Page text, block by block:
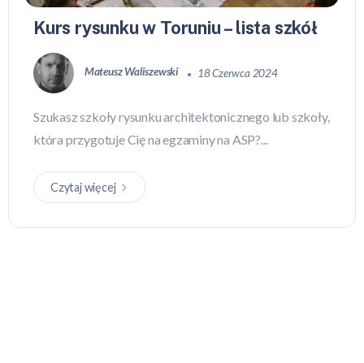
Kurs rysunku w Toruniu – lista szkół
Mateusz Waliszewski 18 Czerwca 2024
Szukasz szkoły rysunku architektonicznego lub szkoły,
która przygotuje Cię na egzaminy na ASP?...
Czytaj więcej